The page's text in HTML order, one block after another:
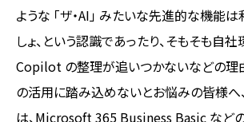
ような 「ザ・AI」 みたいな先進的な機能
しょ、という認識であったり、そもそも自
Copilot の整理が追いつかないなどの理
の活用に踏み込めないとお悩みの皆様へ
は、Microsoft 365 Business Basic など